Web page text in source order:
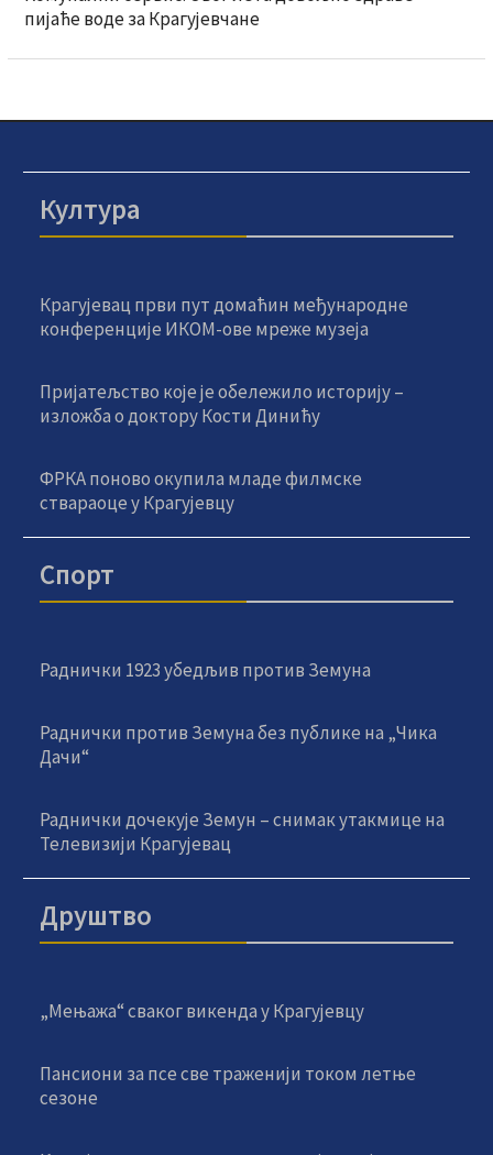
пијаће воде за Крагујевчане
Култура
Крагујевац први пут домаћин међународне
конференције ИКОМ-ове мреже музеја
Пријатељство које је обележило историју –
изложба о доктору Кости Динићу
ФРКА поново окупила младе филмске
ствараоце у Крагујевцу
Спорт
Раднички 1923 убедљив против Земуна
Раднички против Земуна без публике на „Чика
Дачи“
Раднички дочекује Земун – снимак утакмице на
Телевизији Крагујевац
Друштво
„Мењажа“ сваког викенда у Крагујевцу
Пансиони за псе све траженији током летње
сезоне